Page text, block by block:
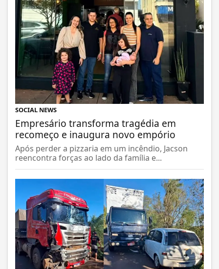
SOCIAL NEWS
Empresário transforma tragédia em
recomeço e inaugura novo empório
Após perder a pizzaria em um incêndio, Jacson
reencontra forças ao lado da família e...